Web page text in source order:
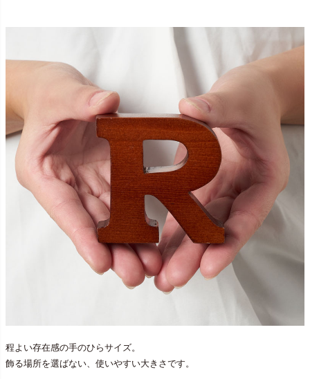
程よい存在感の手のひらサイズ。
飾る場所を選ばない、使いやすい大きさです。